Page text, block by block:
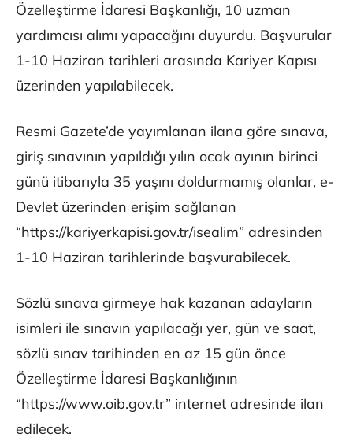
Özelleştirme İdaresi Başkanlığı, 10 uzman
yardımcısı alımı yapacağını duyurdu. Başvurular
1-10 Haziran tarihleri arasında Kariyer Kapısı
üzerinden yapılabilecek.
Resmi Gazete’de yayımlanan ilana göre sınava,
giriş sınavının yapıldığı yılın ocak ayının birinci
günü itibarıyla 35 yaşını doldurmamış olanlar, e-
Devlet üzerinden erişim sağlanan
“https://kariyerkapisi.gov.tr/isealim” adresinden
1-10 Haziran tarihlerinde başvurabilecek.
Sözlü sınava girmeye hak kazanan adayların
isimleri ile sınavın yapılacağı yer, gün ve saat,
sözlü sınav tarihinden en az 15 gün önce
Özelleştirme İdaresi Başkanlığının
“https://www.oib.gov.tr” internet adresinde ilan
edilecek.